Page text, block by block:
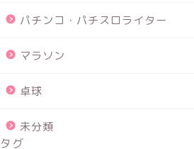
パチンコ・パチスロライター
マラソン
卓球
未分類
タグ